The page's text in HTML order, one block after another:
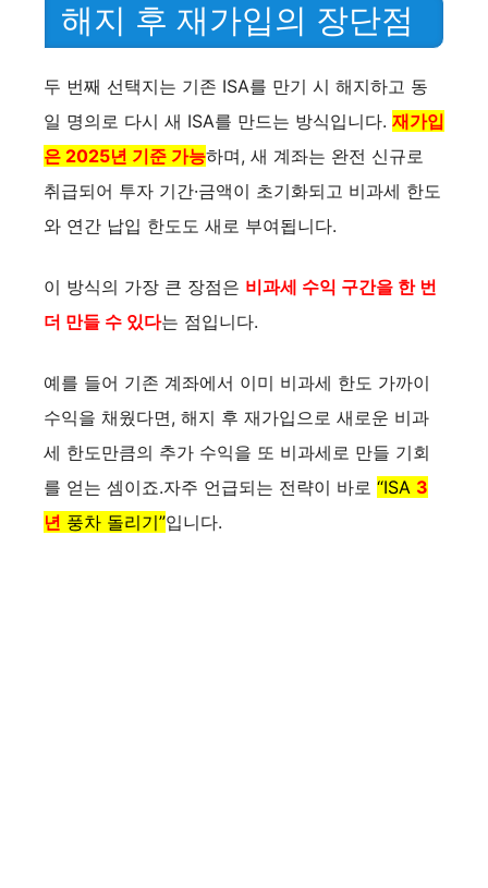
해지 후 재가입의 장단점
두 번째 선택지는 기존 ISA를 만기 시 해지하고 동
일 명의로 다시 새 ISA를 만드는 방식입니다. 재가입
은 2025년 기준 가능하며, 새 계좌는 완전 신규로
취급되어 투자 기간·금액이 초기화되고 비과세 한도
와 연간 납입 한도도 새로 부여됩니다.
이 방식의 가장 큰 장점은 비과세 수익 구간을 한 번
더 만들 수 있다는 점입니다.
예를 들어 기존 계좌에서 이미 비과세 한도 가까이
수익을 채웠다면, 해지 후 재가입으로 새로운 비과
세 한도만큼의 추가 수익을 또 비과세로 만들 기회
를 얻는 셈이죠.자주 언급되는 전략이 바로 “ISA 3
년 풍차 돌리기”입니다.